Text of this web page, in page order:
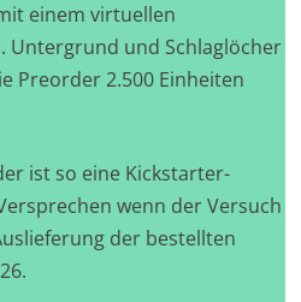
einem virtuellen
Untergrund und Schlaglöcher
Preorder 2.500 Einheiten
ist so eine Kickstarter-
wenn der Versuch
der bestellten